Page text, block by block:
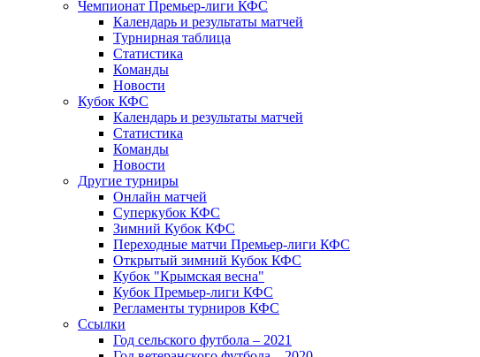
Чемпионат Премьер-лиги КФС
Календарь и результаты матчей
Турнирная таблица
Статистика
Команды
Новости
Кубок КФС
Календарь и результаты матчей
Статистика
Команды
Новости
Другие турниры
Онлайн матчей
Суперкубок КФС
Зимний Кубок КФС
Переходные матчи Премьер-лиги КФС
Открытый зимний Кубок КФС
Кубок "Крымская весна"
Кубок Премьер-лиги КФС
Регламенты турниров КФС
Ссылки
Год сельского футбола – 2021